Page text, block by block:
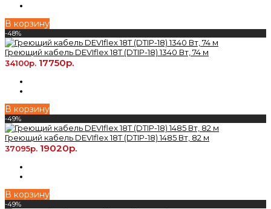
В корзину
-48%
Греющий кабель DEVIflex 18T (DTIP-18) 1340 Вт, 74 м
34100р. 17750р.
В корзину
-49%
Греющий кабель DEVIflex 18T (DTIP-18) 1485 Вт, 82 м
37095р. 19020р.
В корзину
-49%